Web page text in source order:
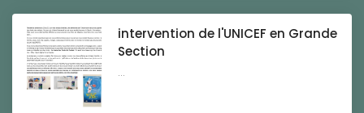
intervention de l'UNICEF en Grande
Section
...